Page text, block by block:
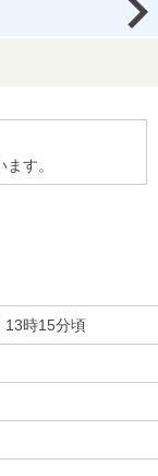
す。
13時15分頃